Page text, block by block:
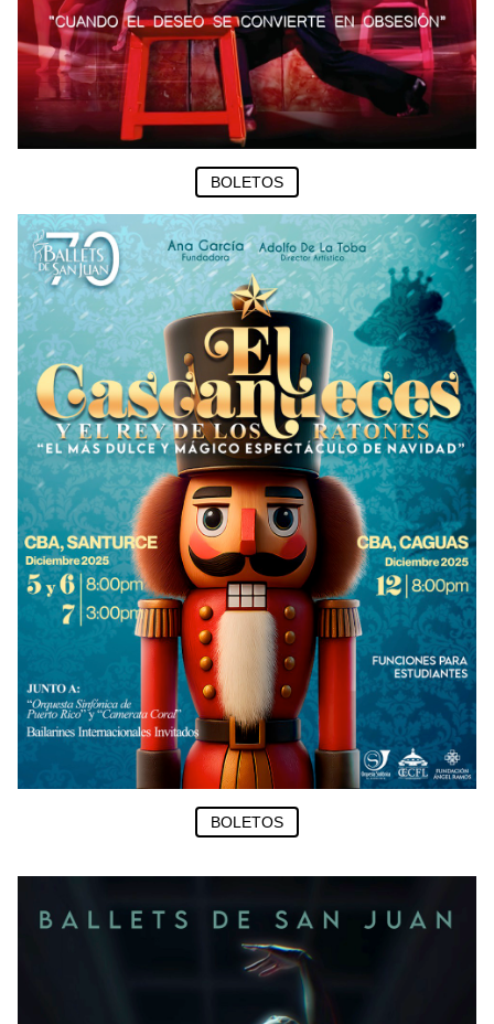
BOLETOS
BOLETOS